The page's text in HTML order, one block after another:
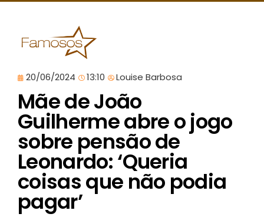
20/06/2024 13:10 Louise Barbosa
Mãe de João
Guilherme abre o jogo
sobre pensão de
Leonardo: ‘Queria
coisas que não podia
pagar’